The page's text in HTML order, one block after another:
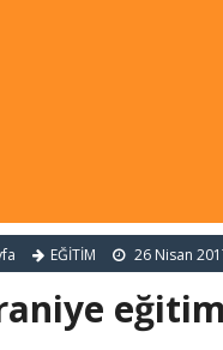
EĞİTİM 26 Nisan